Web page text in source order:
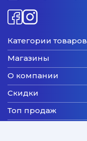
Категории товаров
Магазины
О компании
Скидки
Топ продаж